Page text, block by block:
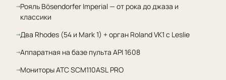
Рояль Bösendorfer Imperial — от рока до джаза и
классики
Два Rhodes (54 и Mark 1) + орган Roland VK1 с Leslie
Аппаратная на базе пульта API 1608
Мониторы ATC SCM110ASL PRO